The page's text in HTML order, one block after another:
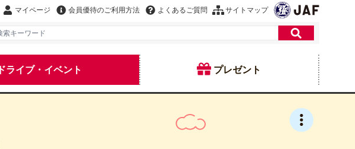
マイページ 会員優待のご利用方法 よくあるご質問 サイトマップ
ドライブ・イベント プレゼント